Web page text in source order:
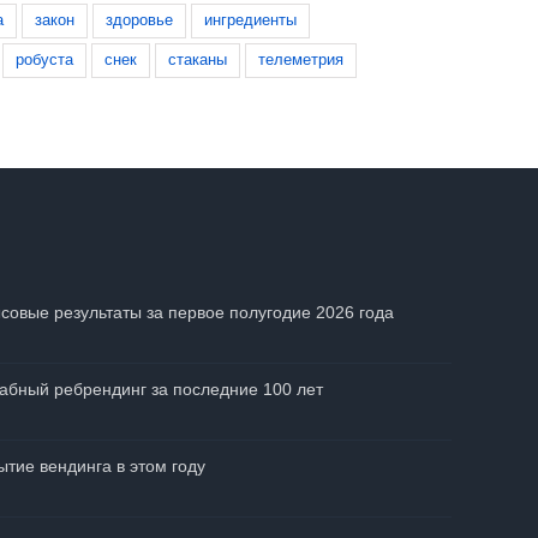
закон здоровье ингредиенты
робуста снек стаканы телеметрия
результаты за первое полугодие 2026 года
ребрендинг за последние 100 лет
вендинга в этом году